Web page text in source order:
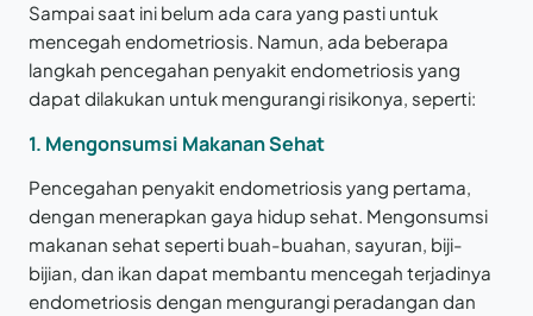
Sampai saat ini belum ada cara yang pasti untuk
mencegah endometriosis. Namun, ada beberapa
langkah pencegahan penyakit endometriosis yang
dapat dilakukan untuk mengurangi risikonya, seperti:
1. Mengonsumsi Makanan Sehat
Pencegahan penyakit endometriosis yang pertama,
dengan menerapkan gaya hidup sehat. Mengonsumsi
makanan sehat seperti buah-buahan, sayuran, biji-
bijian, dan ikan dapat membantu mencegah terjadinya
endometriosis dengan mengurangi peradangan dan